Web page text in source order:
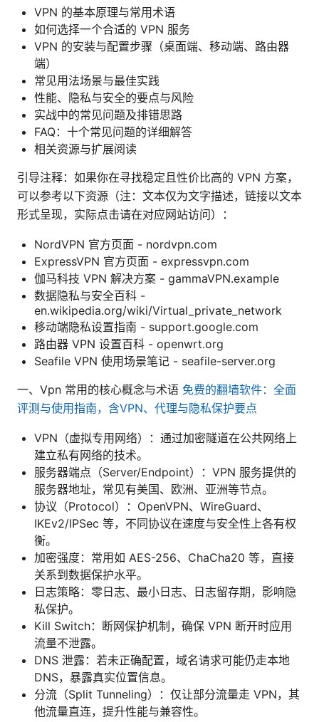
VPN 的基本原理与常用术语
如何选择一个合适的 VPN 服务
VPN 的安装与配置步骤（桌面端、移动端、路由器
端）
常见用法场景与最佳实践
性能、隐私与安全的要点与风险
实战中的常见问题及排错思路
FAQ：十个常见问题的详细解答
相关资源与扩展阅读
引导注释：如果你在寻找稳定且性价比高的 VPN 方案，
可以参考以下资源（注：文本仅为文字描述，链接以文本
形式呈现，实际点击请在对应网站访问）：
NordVPN 官方页面 - nordvpn.com
ExpressVPN 官方页面 - expressvpn.com
伽马科技 VPN 解决方案 - gammaVPN.example
数据隐私与安全百科 -
en.wikipedia.org/wiki/Virtual_private_network
移动端隐私设置指南 - support.google.com
路由器 VPN 设置百科 - openwrt.org
Seafile VPN 使用场景笔记 - seafile-server.org
一、Vpn 常用的核心概念与术语 免费的翻墙软件：全面
评测与使用指南，含VPN、代理与隐私保护要点
VPN（虚拟专用网络）：通过加密隧道在公共网络上
建立私有网络的技术。
服务器端点（Server/Endpoint）：VPN 服务提供的
服务器地址，常见有美国、欧洲、亚洲等节点。
协议（Protocol）：OpenVPN、WireGuard、
IKEv2/IPSec 等，不同协议在速度与安全性上各有权
衡。
加密强度：常用如 AES-256、ChaCha20 等，直接
关系到数据保护水平。
日志策略：零日志、最小日志、日志留存期，影响隐
私保护。
Kill Switch：断网保护机制，确保 VPN 断开时应用
流量不泄露。
DNS 泄露：若未正确配置，域名请求可能仍走本地
DNS，暴露真实位置信息。
分流（Split Tunneling）：仅让部分流量走 VPN，其
他流量直连，提升性能与兼容性。